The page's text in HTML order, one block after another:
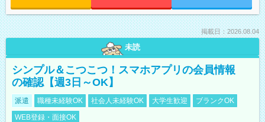
掲載日：2026.08.04
未読
シンプル＆こつこつ！スマホアプリの会員情報
の確認【週3日～OK】
派遣 職種未経験OK 社会人未経験OK 大学生歓迎
ブランクOK
WEB登録・面接OK